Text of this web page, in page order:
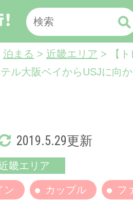
泊まる > 近畿エリア > 【
ル大阪ベイからUSJに向
2019.5.29更新
畿エリア
ン カップル フ